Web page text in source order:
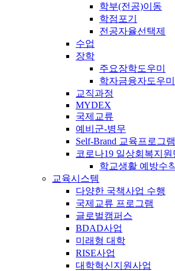
학부(전공)이동
학점포기
전공자율선택제
수업
장학
주요장학도우미
학자금융자도우미
교직과정
MYDEX
국제교류
예비군-병무
Self-Brand 교육프로그램
코로나19 일상회복지원
학교생활 예방수
교육시스템
다양한 국책사업 수행
국제교류 프로그램
글로벌캠퍼스
BDAD사업
미래형 대학
RISE사업
대학혁신지원사업